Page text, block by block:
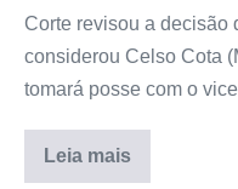
Corte revisou a decisão
considerou Celso Cota
tomará posse com o
Leia mais